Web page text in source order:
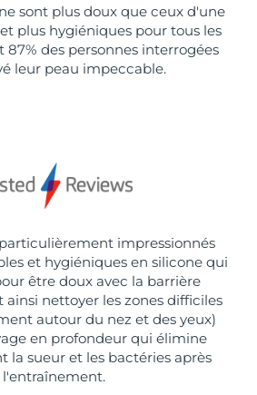
sont plus doux que ceux d'une
plus hygiéniques pour tous les
87% des personnes interrogées
leur peau impeccable.
impressionnés
et hygiéniques en silicone qui
être doux avec la barrière
nettoyer les zones difficiles
autour du nez et des yeux)
en profondeur qui élimine
la sueur et les bactéries après
l'entraînement.